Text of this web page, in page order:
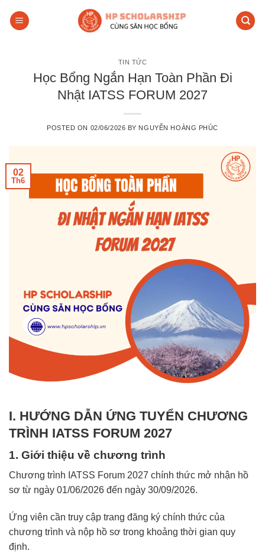
TIN TỨC
Học Bổng Ngắn Hạn Toàn Phần Đi
Nhật IATSS FORUM 2027
POSTED ON 02/06/2026 BY NGUYỄN HOÀNG PHÚC
02
Th6
I. HƯỚNG DẪN ỨNG TUYỂN CHƯƠNG
TRÌNH IATSS FORUM 2027
1. Giới thiệu về chương trình
Chương trình IATSS Forum 2027 chính thức mở nhận hồ
sơ từ ngày 01/06/2026 đến ngày 30/09/2026.
Ứng viên cần truy cập trang đăng ký chính thức của
chương trình và nộp hồ sơ trong khoảng thời gian quy
định.